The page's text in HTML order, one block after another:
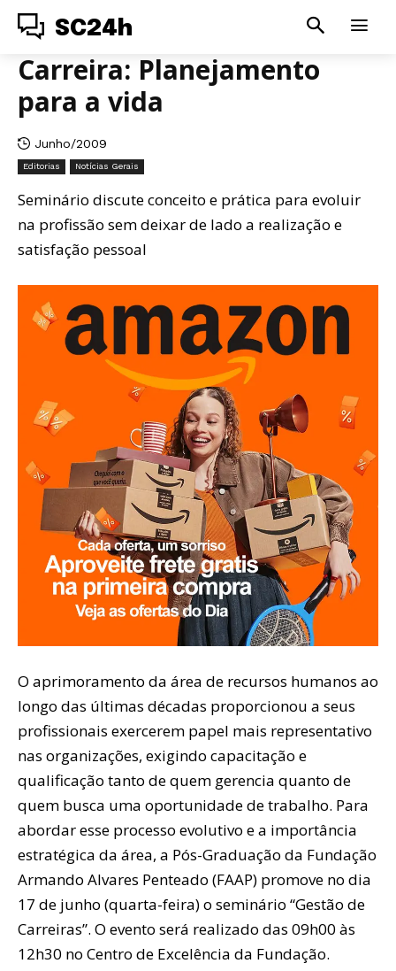
SC24h
Carreira: Planejamento
para a vida
Junho/2009
Editorias Notícias Gerais
Seminário discute conceito e prática para evoluir
na profissão sem deixar de lado a realização e
satisfação pessoal
O aprimoramento da área de recursos humanos ao
longo das últimas décadas proporcionou a seus
profissionais exercerem papel mais representativo
nas organizações, exigindo capacitação e
qualificação tanto de quem gerencia quanto de
quem busca uma oportunidade de trabalho. Para
abordar esse processo evolutivo e a importância
estratégica da área, a Pós-Graduação da Fundação
Armando Alvares Penteado (FAAP) promove no dia
17 de junho (quarta-feira) o seminário “Gestão de
Carreiras”. O evento será realizado das 09h00 às
12h30 no Centro de Excelência da Fundação.